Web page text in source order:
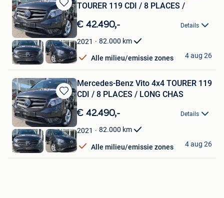
Bewaren
in
Mijn
Favorieten
TOURER 119 CDI / 8 PLACES /
€ 42.490,- Details
2021 82.000 km
Alle milieu/emissie zones
OXO Cars
Luttre
4 aug 26
Bewaren
in
Mijn
Favorieten
Mercedes-Benz Vito 4x4 TOURER 119
CDI / 8 PLACES / LONG CHAS
€ 42.490,- Details
2021 82.000 km
Alle milieu/emissie zones
OXO Cars
Luttre
4 aug 26